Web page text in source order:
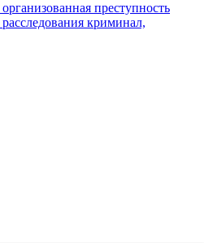
организованная преступность
расследования криминал,